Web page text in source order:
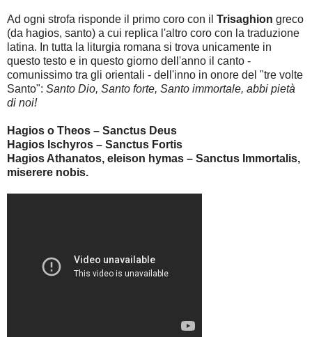
Ad ogni strofa risponde il primo coro con il Trisaghion greco
(da hagios, santo) a cui replica l'altro coro con la traduzione
latina. In tutta la liturgia romana si trova unicamente in
questo testo e in questo giorno dell'anno il canto -
comunissimo tra gli orientali - dell'inno in onore del "tre volte
Santo": Santo Dio, Santo forte, Santo immortale, abbi pietà
di noi!
Hagios o Theos – Sanctus Deus
Hagios Ischyros – Sanctus Fortis
Hagios Athanatos, eleison hymas – Sanctus Immortalis,
miserere nobis.